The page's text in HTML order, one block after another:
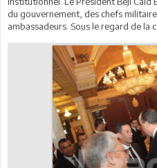
du gouvernement, des chefs
ambassadeurs. Sous le regard de la